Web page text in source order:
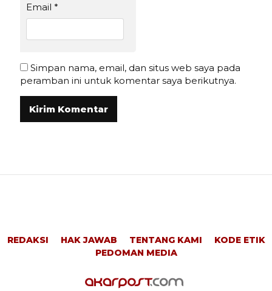
Email *
Simpan nama, email, dan situs web saya pada
peramban ini untuk komentar saya berikutnya.
REDAKSI HAK JAWAB TENTANG KAMI
KODE ETIK
PEDOMAN MEDIA